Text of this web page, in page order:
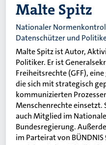
Malte Spitz
Nationaler
Datenschützer und
Malte Spitz ist Autor,
Politiker. Er ist
Freiheitsrechte (GFF),
die sich mit strategisch
kommunizierten
Menschenrechte einsetzt.
auch Mitglied im
Bundesregierung.
im Parteirat von